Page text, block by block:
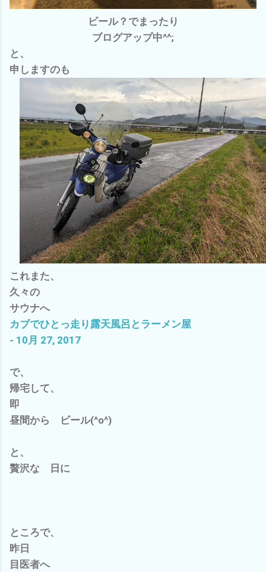
ビール？でまったり
ブログアップ中^^;
と、
申しますのも
これまた、
久々の
サウナへ
カブでひとっ走り露天風呂とラーメン屋
- 10月 27, 2017
で、
帰宅して、
即
昼間から ビール(^o^)
と、
贅沢な 日に
ところで、
昨日
目医者へ